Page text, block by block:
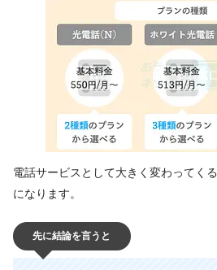
電話サービスとして大きく変わってく
になります。
先に結論を言うと